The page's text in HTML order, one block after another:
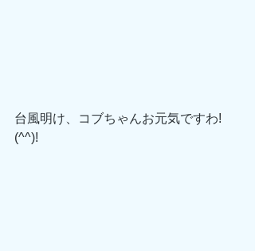
台風明け、コブちゃんお元気ですわ!
(^^)!